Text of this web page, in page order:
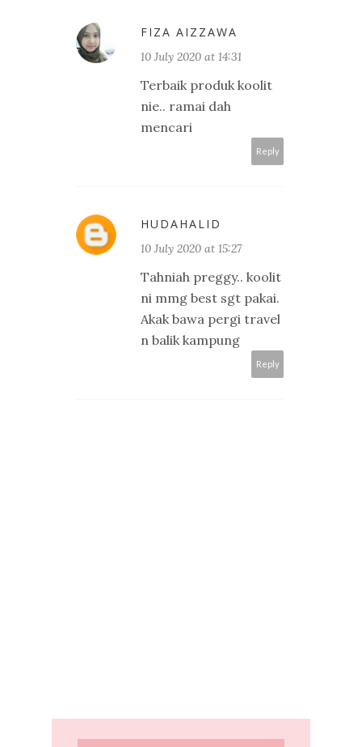
FIZA AIZZAWA
10 July 2020 at 14:31
Terbaik produk koolit
nie.. ramai dah
mencari
Reply
HUDAHALID
10 July 2020 at 15:27
Tahniah preggy.. koolit
ni mmg best sgt pakai.
Akak bawa pergi travel
n balik kampung
Reply